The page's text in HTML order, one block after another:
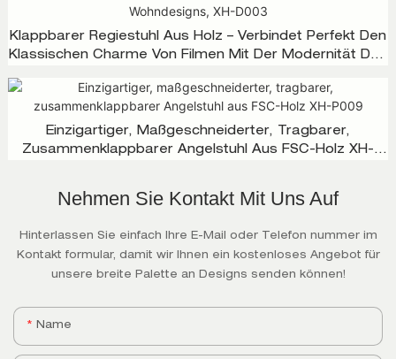
Klappbarer Regiestuhl Aus Holz – Verbindet Perfekt Den
Klassischen Charme Von Filmen Mit Der Modernität Des
Einzigartiger, Maßgeschneiderter, Tragbarer,
Zusammenklappbarer Angelstuhl Aus FSC-Holz XH-
Nehmen Sie Kontakt Mit Uns Auf
Hinterlassen Sie einfach Ihre E-Mail oder Telefon nummer im
Kontakt formular, damit wir Ihnen ein kostenloses Angebot für
unsere breite Palette an Designs senden können!
Name